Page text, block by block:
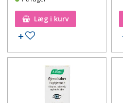
Læg i kurv
Tilføj til ønskeseddel